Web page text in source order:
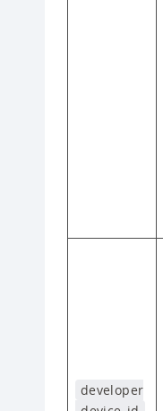
developer